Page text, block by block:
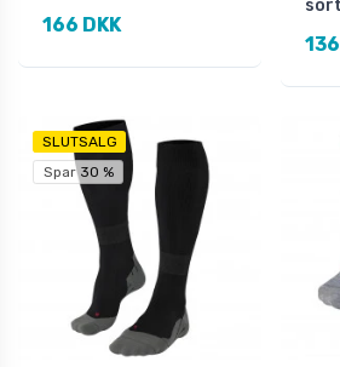
166 DKK
sort
SLUTSALG
Spar 30 %